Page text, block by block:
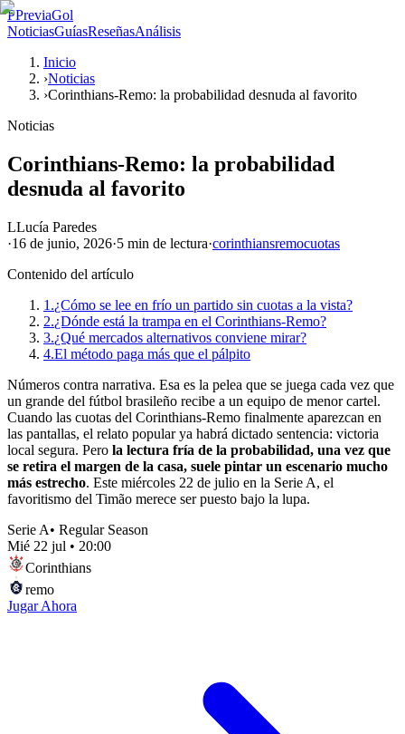
PPreviaGol
NoticiasGuíasReseñasAnálisis
Inicio
›Noticias
›Corinthians-Remo: la probabilidad desnuda al favorito
Noticias
Corinthians-Remo: la probabilidad
desnuda al favorito
LLucía Paredes
·16 de junio, 2026·5 min de lectura·corinthiansremocuotas
Contenido del artículo
1.¿Cómo se lee en frío un partido sin cuotas a la vista?
2.¿Dónde está la trampa en el Corinthians-Remo?
3.¿Qué mercados alternativos conviene mirar?
4.El método paga más que el pálpito
Números contra narrativa. Esa es la pelea que se juega cada vez que
un grande del fútbol brasileño recibe a un equipo de menor cartel.
Cuando las cuotas del Corinthians-Remo finalmente aparezcan en
las pantallas, el relato popular ya habrá dictado sentencia: victoria
local segura. Pero la lectura fría de la probabilidad, una vez que
se retira el margen de la casa, suele pintar un escenario mucho
más estrecho. Este miércoles 22 de julio en la Serie A, el
favoritismo del Timão merece ser puesto bajo la lupa.
Serie A• Regular Season
Mié 22 jul • 20:00
Corinthians
remo
Jugar Ahora